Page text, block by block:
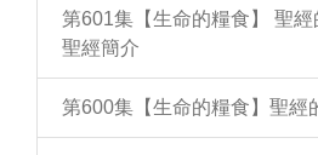
第601集【生命的糧食】 聖
聖經簡介
第600集【生命的糧食】聖經